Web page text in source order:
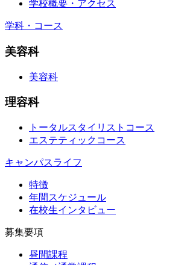
学校概要・アクセス
学科・コース
美容科
美容科
理容科
トータルスタイリストコース
エステティックコース
キャンパスライフ
特徴
年間スケジュール
在校生インタビュー
募集要項
昼間課程